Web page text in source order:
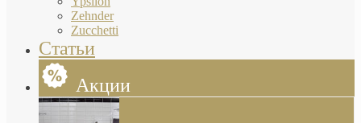
Zehnder
Zucchetti
Статьи
Акции